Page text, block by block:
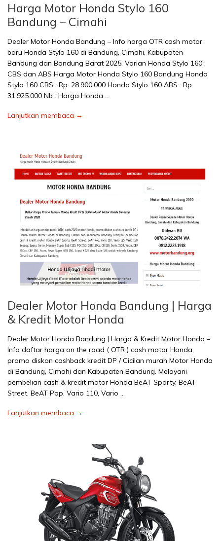
Harga Motor Honda Stylo 160
Bandung – Cimahi
Dealer Motor Honda Bandung – Info harga OTR cash motor
baru Honda Stylo 160 di Bandung, Cimahi, Kabupaten
Bandung dan Bandung Barat 2025. Varian Honda Stylo 160 :
CBS dan ABS Harga Motor Honda Stylo 160 Bandung Honda
Stylo 160 CBS : Rp. 28.900.000 Honda Stylo 160 ABS : Rp.
31.925.000 Nb : Harga Honda …
Lanjutkan membaca →
Dealer Motor Honda Bandung | Harga
& Kredit Motor Honda
Dealer Motor Honda Bandung | Harga & Kredit Motor Honda –
Info daftar harga on the road ( OTR ) cash motor Honda,
promo diskon cashback kredit DP / Cicilan murah Motor Honda
di Bandung, Cimahi dan Kabupaten Bandung. Melayani
pembelian cash & kredit motor Honda BeAT Sporty, BeAT
Street, BeAT Pop, Vario 110, Vario …
Lanjutkan membaca →